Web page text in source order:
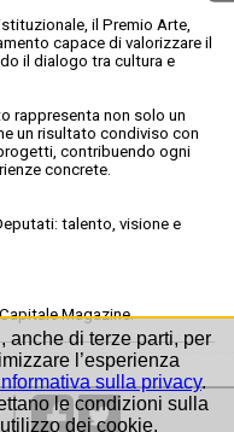
il Premio Arte,
capace di valorizzare il
il dialogo tra cultura e
rappresenta non solo un
un risultato condiviso con
contribuendo ogni
concrete.
talento, visione e
Magazine.
anche di terze parti, per
l’esperienza
sulla privacy.
le condizioni sulla
dei cookie.